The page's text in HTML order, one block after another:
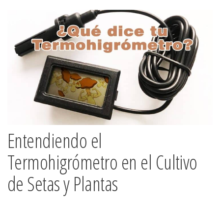
Entendiendo el
Termohigrómetro en el Cultivo
de Setas y Plantas